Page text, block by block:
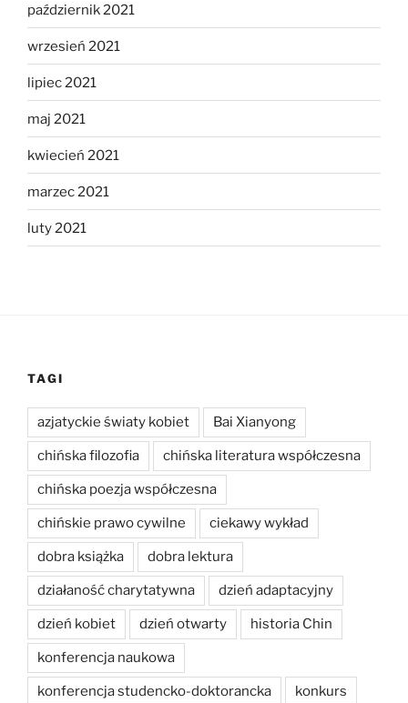
październik 2021
wrzesień 2021
lipiec 2021
maj 2021
kwiecień 2021
marzec 2021
luty 2021
TAGI
azjatyckie światy kobiet Bai Xianyong
chińska filozofia chińska literatura współczesna
chińska poezja współczesna
chińskie prawo cywilne ciekawy wykład
dobra książka dobra lektura
działaność charytatywna dzień adaptacyjny
dzień kobiet dzień otwarty historia Chin
konferencja naukowa
konferencja studencko-doktorancka konkurs